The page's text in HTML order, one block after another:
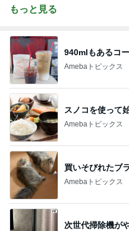
もっと見る
940mlもあるコ
Amebaトピックス
スノコを使って
Amebaトピックス
買いそびれたブ
Amebaトピックス
次世代掃除機が